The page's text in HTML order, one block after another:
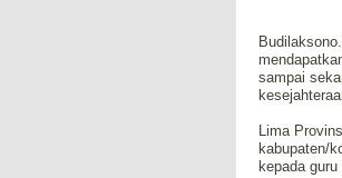
sampai
Lima
kabupaten/
kepada